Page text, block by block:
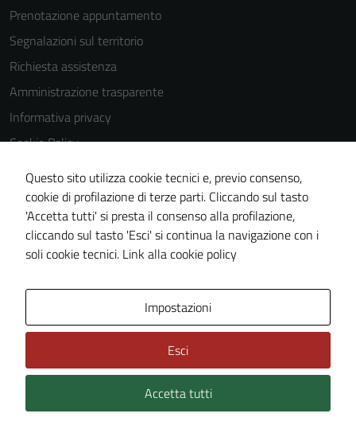
Prenotazione appuntamento
Segnalazioni sul territorio
Richiesta assistenza
Amministrazione trasparente
Informativa privacy
Cookie Policy
Note legali
Dichiarazione di accessibilità
Piano di miglioramento del sito
Statistiche sito web
Technical Design s.r.l.
Questo sito utilizza cookie tecnici e, previo consenso,
cookie di profilazione di terze parti. Cliccando sul tasto
'Accetta tutti' si presta il consenso alla profilazione,
cliccando sul tasto 'Esci' si continua la navigazione con i
soli cookie tecnici. Link alla cookie policy
Impostazioni
Esci
Accetta tutti